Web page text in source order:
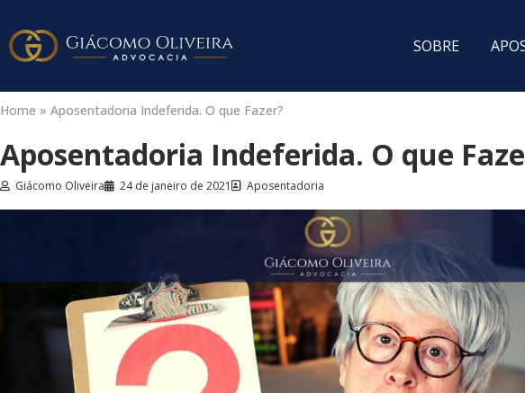
SOBRE
Home » Aposentadoria Indeferida. O que Fazer?
Aposentadoria Indeferida. O que
Giácomo Oliveira 24 de janeiro de 2021 Aposentadoria